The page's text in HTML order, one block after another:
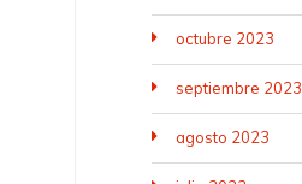
octubre 2023
septiembre 2023
agosto 2023